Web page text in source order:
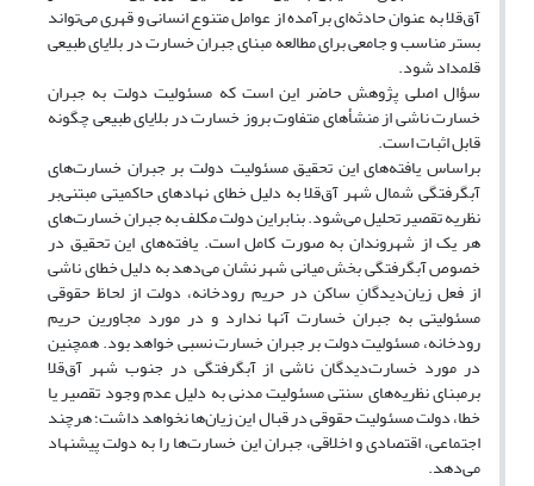
آق‌قلا به عنوان حادثه‌ای برآمده از عوامل متنوع انسانی و قهری می‌تواند
بستر مناسب و جامعی برای مطالعه مبنای جبران خسارت در بلایای طبیعی
قلمداد شود.
سؤال اصلی پژوهش حاضر این است که مسئولیت دولت به جبران
خسارت ناشی از منشأهای متفاوت بروز خسارت در بلایای طبیعی چگونه
قابل اثبات است.
بر‌اساس یافته‌های این تحقیق مسئولیت دولت بر جبران خسارت‌های
آبگرفتگی شمال شهر آق‌قلا به دلیل خطای نهادهای حاکمیتی مبتنی‌بر
نظریه تقصیر تحلیل می‌شود. بنابراین دولت مکلف به جبران خسارت‌های
هر یک از شهروندان به صورت کامل است. یافته‌های این تحقیق در
خصوص آبگرفتگی بخش میانی شهر نشان می‌دهد به دلیل خطای ناشی
از فعل زیان‌دید‌گانِ ساکن در حریم رودخانه، دولت از لحاظ حقوقی
مسئولیتی به جبران خسارت آنها ندارد و در مورد مجاورین حریم
رودخانه، مسئولیت دولت بر جبران خسارت نسبی خواهد بود. همچنین
در مورد خسارت‌دیدگان ناشی از آبگرفتگی در جنوب شهر آق‌قلا
بر‌مبنای نظریه‌های سنتی مسئولیت مدنی به دلیل عدم وجود تقصیر یا
خطا، دولت مسئولیت حقوقی در قبال این زیان‌ها نخواهد داشت؛ هرچند
اجتماعی، اقتصادی و اخلاقی، جبران این خسارت‌ها را به دولت پیشنهاد
می‌دهد.